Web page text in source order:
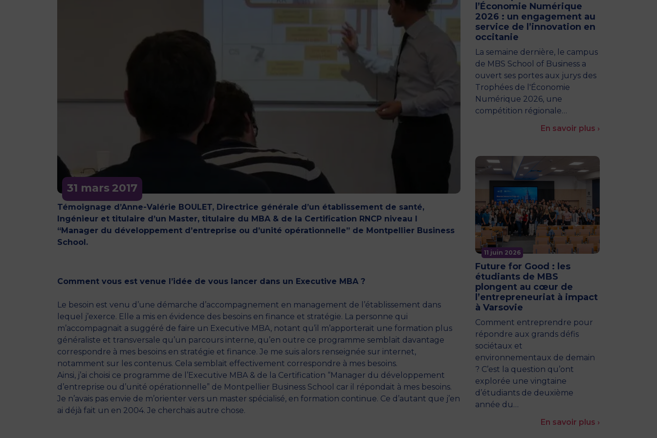
31 mars2017
Témoignage d’Anne-Valérie BOULET, Directrice générale d’un établissement de santé,
Ingénieur et titulaire d’un Master, titulaire du MBA & de la Certification RNCP niveau I
“Manager du développement d’entreprise ou d’unité opérationnelle” de Montpellier Business
School.
Comment vous est venue l’idée de vous lancer dans un Executive MBA ?
Le besoin est venu d’une démarche d’accompagnement en management de l’établissement dans
lequel j’exerce. Elle a mis en évidence des besoins en finance et stratégie. La personne qui
m’accompagnait a suggéré de faire un Executive MBA, notant qu’il m’apporterait une formation plus
généraliste et transversale qu’un parcours interne, qu’en outre ce programme semblait davantage
correspondre à mes besoins en stratégie et finance. Je me suis alors renseignée sur internet,
notamment sur les contenus. Cela semblait effectivement correspondre à mes besoins.
Ainsi, j’ai choisi ce programme de l’Executive MBA & de la Certification “Manager du développement
d’entreprise ou d’unité opérationnelle” de Montpellier Business School car il répondait à mes besoins.
Je n’avais pas envie de m’orienter vers un master spécialisé, en formation continue. Ce d’autant que j’en
ai déjà fait un en 2004. Je cherchais autre chose.
l’Économie Numérique
2026 : un engagement au
service de l’innovation en
occitanie
La semaine dernière, le campus
de MBS School of Business a
ouvert ses portes aux jurys des
Trophées de l'Économie
Numérique 2026, une
compétition régionale…
En savoir plus ›
11 juin 2026
Future for Good : les
étudiants de MBS
plongent au cœur de
l’entrepreneuriat à impact
à Varsovie
Comment entreprendre pour
répondre aux grands défis
sociétaux et
environnementaux de demain
? C’est la question qu’ont
explorée une vingtaine
d’étudiants de deuxième
année du…
En savoir plus ›